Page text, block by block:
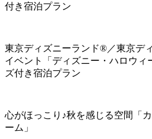
付き宿泊プラン
東京ディズニーランド®／東京デ
イベント「ディズニー・ハロウィ
ズ付き宿泊プラン
心がほっこり♪秋を感じる空間「
ーム」